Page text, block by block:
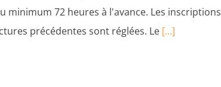
minimum 72 heures à l'avance. Les inscriptions
précédentes sont réglées. Le [...]